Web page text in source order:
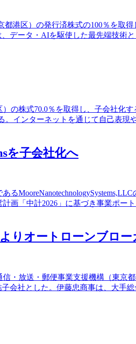
港区）の発行済株式の100％を
データ・AIを駆使した最先端技
の株式70.0％を取得し、子会社
インターネットを通じて自己表
を子会社化へ
る
画「中計2026」に基づき事業ポ
りオートローンブロー
・放送・郵便事業支援機構（東京
会社とした。伊藤忠商事は、大手